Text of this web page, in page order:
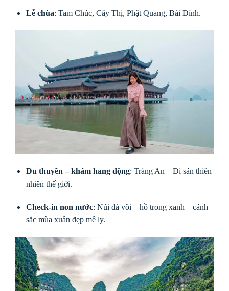
Lễ chùa: Tam Chúc, Cây Thị, Phật Quang, Bái Đính.
Du thuyền – khám hang động: Tràng An – Di sản thiên
nhiên thế giới.
Check-in non nước: Núi đá vôi – hồ trong xanh – cảnh
sắc mùa xuân đẹp mê ly.